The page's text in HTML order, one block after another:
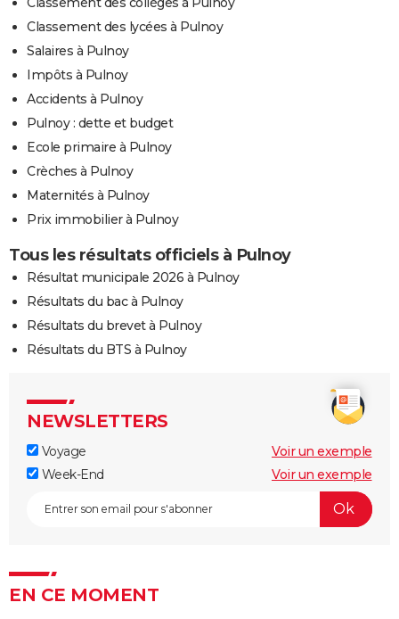
Classement des lycées à Pulnoy
Salaires à Pulnoy
Impôts à Pulnoy
Accidents à Pulnoy
Pulnoy : dette et budget
Ecole primaire à Pulnoy
Crèches à Pulnoy
Maternités à Pulnoy
Prix immobilier à Pulnoy
Tous les résultats officiels à Pulnoy
Résultat municipale 2026 à Pulnoy
Résultats du bac à Pulnoy
Résultats du brevet à Pulnoy
Résultats du BTS à Pulnoy
NEWSLETTERS
Voyage
Voir un exemple
Week-End
Voir un exemple
EN CE MOMENT